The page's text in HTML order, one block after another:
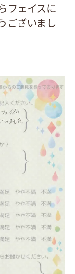
フェイスに
ございまし